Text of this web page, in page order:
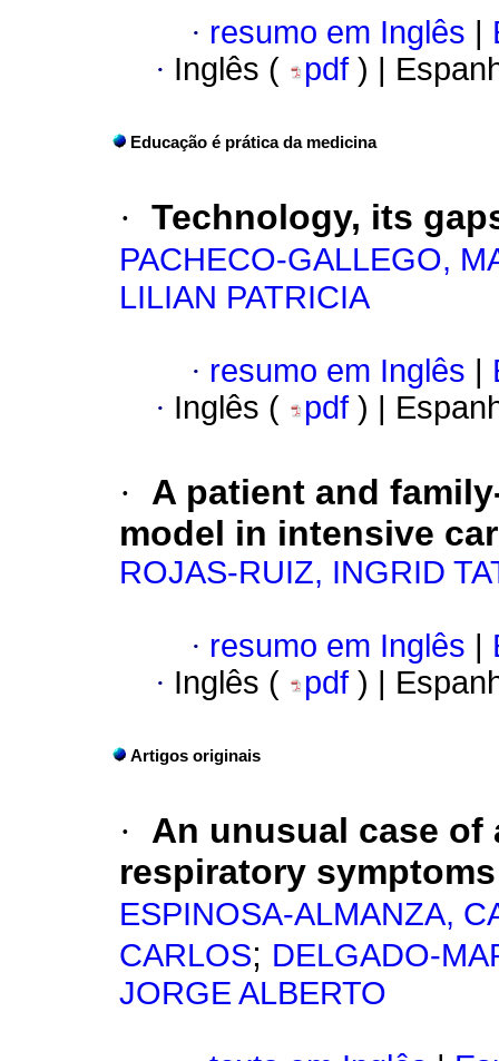
· resumo em Inglês
· Inglês ( pdf ) |
Educação é prática da medicina
· Technology, its
PACHECO-GALLEGO,
LILIAN PATRICIA
· resumo em Inglês
· Inglês ( pdf ) |
·
A patient and
model in intensive
ROJAS-RUIZ, INGRID
· resumo em Inglês
· Inglês ( pdf ) |
Artigos originais
·
An unusual case
respiratory
ESPINOSA-ALMANZA,
CARLOS; DELGADO-
JORGE ALBERTO